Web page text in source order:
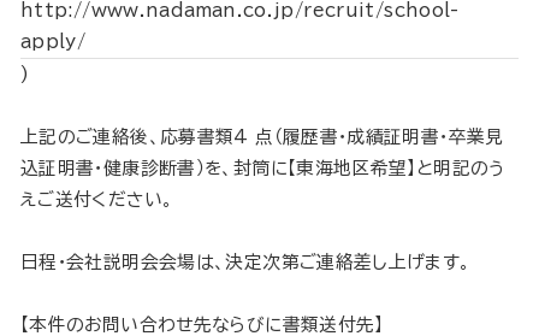
http://www.nadaman.co.jp/recruit/school-
apply/
)
上記のご連絡後、応募書類4 点（履歴書・成績証明書・卒業見
込証明書・健康診断書）を、封筒に【東海地区希望】と明記のう
えご送付ください。
日程・会社説明会会場は、決定次第ご連絡差し上げます。
【本件のお問い合わせ先ならびに書類送付先】